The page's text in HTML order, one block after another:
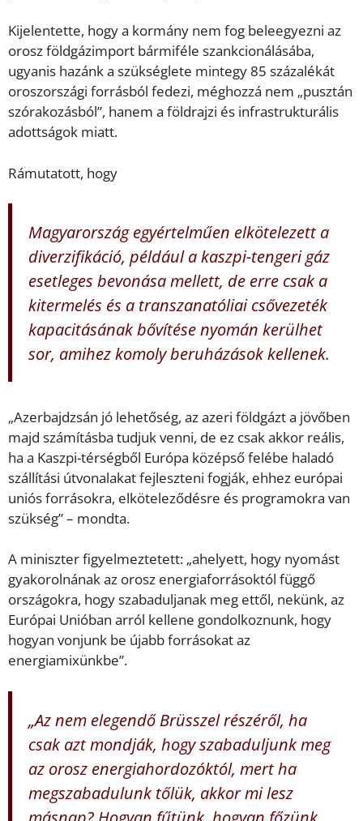
Kijelentette, hogy a kormány nem fog beleegyezni az
orosz földgázimport bármiféle szankcionálásába,
ugyanis hazánk a szükséglete mintegy 85 százalékát
oroszországi forrásból fedezi, méghozzá nem „pusztán
szórakozásból”, hanem a földrajzi és infrastrukturális
adottságok miatt.
Rámutatott, hogy
Magyarország egyértelműen elkötelezett a
diverzifikáció, például a kaszpi-tengeri gáz
esetleges bevonása mellett, de erre csak a
kitermelés és a transzanatóliai csővezeték
kapacitásának bővítése nyomán kerülhet
sor, amihez komoly beruházások kellenek.
„Azerbajdzsán jó lehetőség, az azeri földgázt a jövőben
majd számításba tudjuk venni, de ez csak akkor reális,
ha a Kaszpi-térségből Európa középső felébe haladó
szállítási útvonalakat fejleszteni fogják, ehhez európai
uniós forrásokra, elköteleződésre és programokra van
szükség” – mondta.
A miniszter figyelmeztetett: „ahelyett, hogy nyomást
gyakorolnának az orosz energiaforrásoktól függő
országokra, hogy szabaduljanak meg ettől, nekünk, az
Európai Unióban arról kellene gondolkoznunk, hogy
hogyan vonjunk be újabb forrásokat az
energiamixünkbe”.
„Az nem elegendő Brüsszel részéről, ha
csak azt mondják, hogy szabaduljunk meg
az orosz energiahordozóktól, mert ha
megszabadulunk tőlük, akkor mi lesz